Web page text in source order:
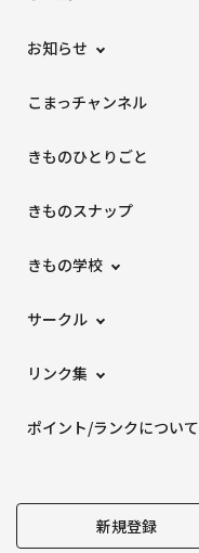
お知らせ
こまっチャンネル
きものひとりごと
きものスナップ
きもの学校
サークル
リンク集
ポイント/ランクについて
新規登録